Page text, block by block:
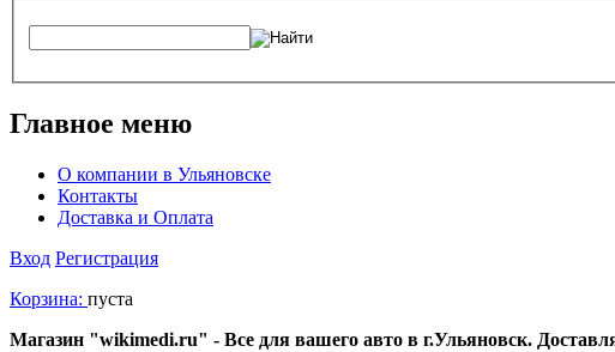
Главное меню
О компании в Ульяновске
Контакты
Доставка и Оплата
Вход Регистрация
Корзина: пуста
Магазин "wikimedi.ru" - Все для вашего авто в г.Ульяновск.